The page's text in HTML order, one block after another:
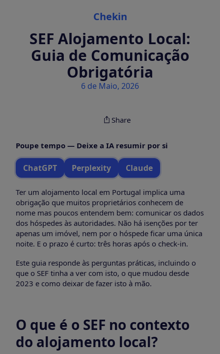
Chekin
SEF Alojamento Local:
Guia de Comunicação
Obrigatória
6 de Maio, 2026
Share
Poupe tempo — Deixe a IA resumir por si
ChatGPT Perplexity Claude
Ter um alojamento local em Portugal implica uma
obrigação que muitos proprietários conhecem de
nome mas poucos entendem bem: comunicar os dados
dos hóspedes às autoridades. Não há isenções por ter
apenas um imóvel, nem por o hóspede ficar uma única
noite. E o prazo é curto: três horas após o check-in.
Este guia responde às perguntas práticas, incluindo o
que o SEF tinha a ver com isto, o que mudou desde
2023 e como deixar de fazer isto à mão.
O que é o SEF no contexto
do alojamento local?